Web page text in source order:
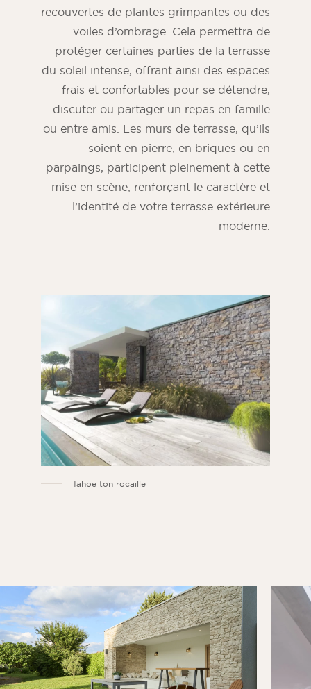
recouvertes de plantes grimpantes ou des
voiles d’ombrage. Cela permettra de
protéger certaines parties de la terrasse
du soleil intense, offrant ainsi des espaces
frais et confortables pour se détendre,
discuter ou partager un repas en famille
ou entre amis. Les murs de terrasse, qu’ils
soient en pierre, en briques ou en
parpaings, participent pleinement à cette
mise en scène, renforçant le caractère et
l’identité de votre terrasse extérieure
moderne.
Tahoe ton rocaille